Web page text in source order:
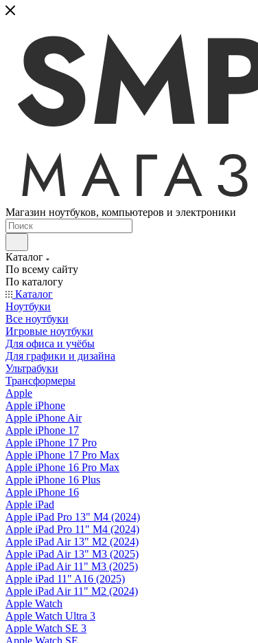
Магазин ноутбуков, компьютеров и электроники
Каталог
По всему сайту
По каталогу
Каталог
Ноутбуки
Все ноутбуки
Игровые ноутбуки
Для офиса и учёбы
Для графики и дизайна
Ультрабуки
Трансформеры
Apple
Apple iPhone
Apple iPhone Air
Apple iPhone 17
Apple iPhone 17 Pro
Apple iPhone 17 Pro Max
Apple iPhone 16 Pro Max
Apple iPhone 16 Plus
Apple iPhone 16
Apple iPad
Apple iPad Pro 13" M4 (2024)
Apple iPad Pro 11" M4 (2024)
Apple iPad Air 13" M2 (2024)
Apple iPad Air 13" M3 (2025)
Apple iPad Air 11" M3 (2025)
Apple iPad 11" A16 (2025)
Apple iPad Air 11" M2 (2024)
Apple Watch
Apple Watch Ultra 3
Apple Watch SE 3
Apple Watch SE